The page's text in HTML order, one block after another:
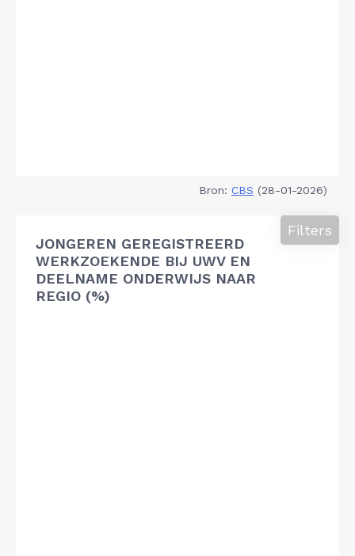
Bron: CBS (28-01-2026)
JONGEREN GEREGISTREERD
WERKZOEKENDE BIJ UWV EN
DEELNAME ONDERWIJS NAAR
REGIO (%)
Filters